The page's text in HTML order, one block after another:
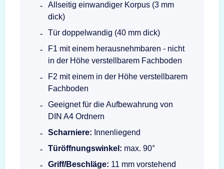
Allseitig einwandiger Korpus (3 mm
dick)
Tür doppelwandig (40 mm dick)
F1 mit einem herausnehmbaren - nicht
in der Höhe verstellbarem Fachboden
F2 mit einem in der Höhe verstellbarem
Fachboden
Geeignet für die Aufbewahrung von
DIN A4 Ordnern
Scharniere: Innenliegend
Türöffnungswinkel: max. 90°
Griff/Beschläge: 11 mm vorstehend